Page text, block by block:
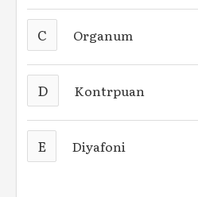
C Organum
D Kontrpuan
E Diyafoni